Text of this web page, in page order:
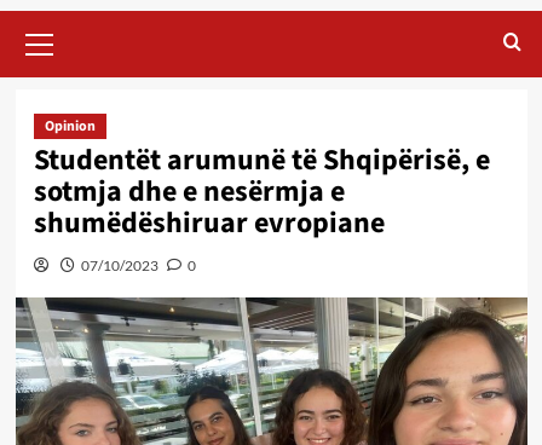
Menu
Opinion
Studentët arumunë të Shqipërisë, e
sotmja dhe e nesërmja e
shumëdëshiruar evropiane
07/10/2023 0